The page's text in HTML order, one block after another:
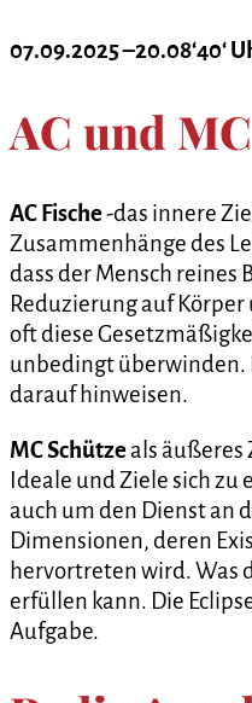
07.09.2025 –20.08‘40‘
AC und MC
ACFische-das innere
Zusammenhänge des
dass der Mensch reines
Reduzierung auf
oft diese
unbedingt überwinden.
darauf hinweisen.
MCSchützeals äußeres
Ideale und Ziele sich zu
auch um den Dienst an
Dimensionen, deren
hervortreten wird. Was
erfüllen kann. Die
Aufgabe.